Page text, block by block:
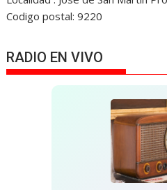
Codigo postal: 9220
RADIO EN VIVO